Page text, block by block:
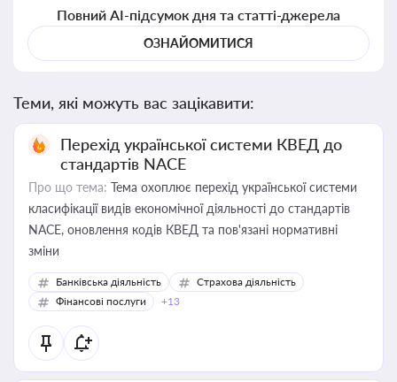
Повний AI-підсумок дня та статті-джерела
ОЗНАЙОМИТИСЯ
Теми, які можуть вас зацікавити:
Перехід української системи КВЕД до
стандартів NACE
Про що тема: Тема охоплює перехід української системи
класифікації видів економічної діяльності до стандартів
NACE, оновлення кодів КВЕД та пов'язані нормативні
зміни
Банківська діяльність
Страхова діяльність
Фінансові послуги
+13